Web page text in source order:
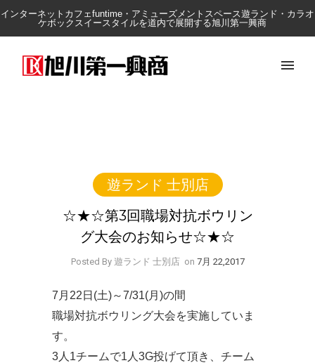
インターネットカフェfuntime・アミューズメントスペース遊ランド・カラオ
ケボックスイースタイルを道内で展開する旭川第一興商
遊ランド 士別店
☆★☆第3回職場対抗ボウリン
グ大会のお知らせ☆★☆
Posted By 遊ランド 士別店 on 7月 22,2017
7月22日(土)～7/31(月)の間
職場対抗ボウリング大会を実施していま
す。
3人1チームで1人3G投げて頂き、チーム